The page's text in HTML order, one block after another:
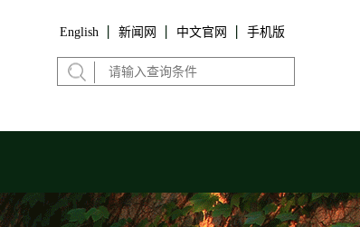
English 新闻网 中文官网 手机版